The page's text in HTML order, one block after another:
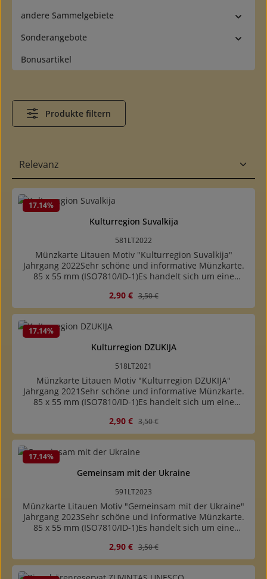
andere Sammelgebiete
Sonderangebote
Bonusartikel
Produkte filtern
17.14%
Kulturregion Suvalkija
581LT2022
Münzkarte Litauen Motiv "Kulturregion Suvalkija"
Jahrgang 2022Sehr schöne und informative Münzkarte.
85 x 55 mm (ISO7810/ID-1)Es handelt sich um eine
ist keine Münze enthalten.
Verkaufspreis:
2,90 € Regulärer Preis:
3,50 €
17.14%
Kulturregion DZUKIJA
518LT2021
Münzkarte Litauen Motiv "Kulturregion DZUKIJA"
Jahrgang 2021Sehr schöne und informative Münzkarte.
85 x 55 mm (ISO7810/ID-1)Es handelt sich um eine
ist keine Münze enthalten.
Verkaufspreis:
2,90 € Regulärer Preis:
3,50 €
17.14%
Gemeinsam mit der Ukraine
591LT2023
Münzkarte Litauen Motiv "Gemeinsam mit der Ukraine"
Jahrgang 2023Sehr schöne und informative Münzkarte.
85 x 55 mm (ISO7810/ID-1)Es handelt sich um eine
ist keine Münze enthalten.
Verkaufspreis:
2,90 € Regulärer Preis:
3,50 €